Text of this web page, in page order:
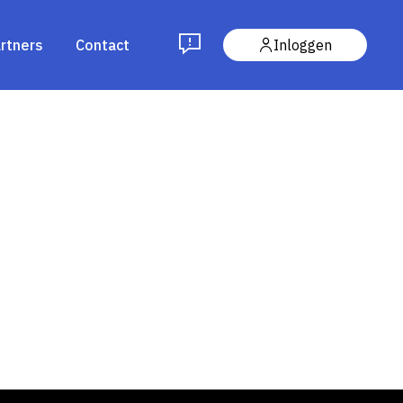
Contact Inloggen